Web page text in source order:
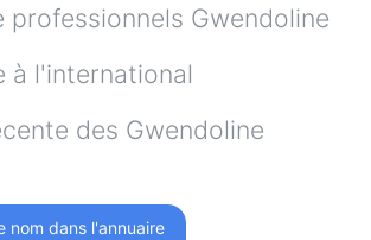
professionnels Gwendoline
à l'international
des Gwendoline
nom dans l'annuaire